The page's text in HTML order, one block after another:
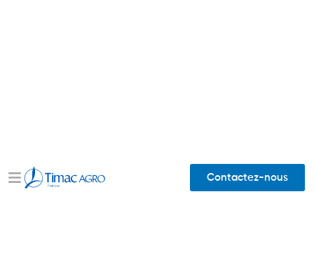
Contactez-nous